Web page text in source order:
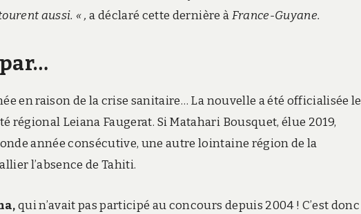
aussi. « , a déclaré cette dernière àFrance-Guyane.
en raison de la crise sanitaire… La nouvelle a été officialisée le
Leiana Faugerat. Si Matahari Bousquet, élue 2019,
année consécutive, une autre lointaine région de la
l’absence de Tahiti.
qui n’avait pas participé au concours depuis 2004 ! C’est donc